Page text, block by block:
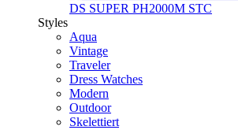
DS SUPER PH2000M STC
Styles
Aqua
Vintage
Traveler
Dress Watches
Modern
Outdoor
Skelettiert